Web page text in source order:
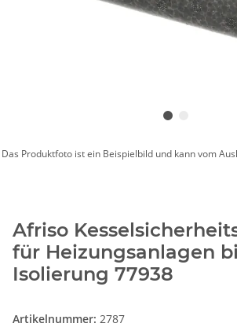
Das Produktfoto ist ein Beispielbild und kann vom
Afriso
für Heizungsanlagen
Isolierung 77938
Artikelnummer: 2787